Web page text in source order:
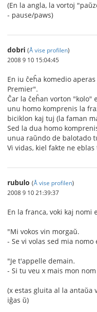
(En la angla, la vortoj
- pause/paws)
dobri (Å vise profilen)
2008 9 10 15:04:45
En iu ĉeĥa komedio
Premier".
Ĉar la ĉeĥan vorton "kolo"
unu homo komprenis la
biciklon kaj tuj (la faman
Sed la dua homo
unua raŭndo de balotado
Vi vidas, kiel fakte ne
rubulo (Å vise profilen)
2008 9 10 21:39:37
En la franca, voki kaj nomi
"Mi vokos vin morgaŭ.
- Se vi volas sed mia nomo
"Je t'appelle demain.
- Si tu veu x mais mon
(x estas gluita al la antaŭa
iĝas ŭ)